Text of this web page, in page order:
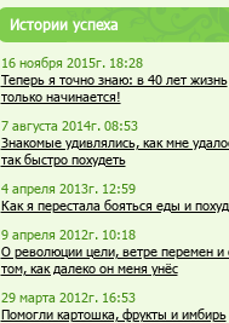
Истории успеха
16 ноября 2015г. 18:28
Теперь я точно знаю: в 40 лет жизнь
только начинается!
7 августа 2014г. 08:53
Знакомые удивлялись, как мне
так быстро похудеть
4 апреля 2013г. 12:59
Как я перестала бояться еды и
9 апреля 2012г. 10:18
О революции цели, ветре перемен и
том, как далеко он меня унёс
29 марта 2012г. 16:53
Помогли картошка, фрукты и имбирь